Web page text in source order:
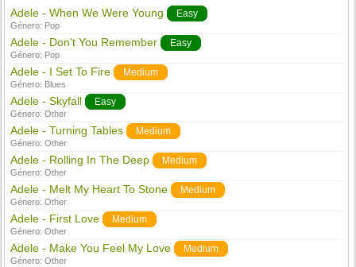
Adele - When We Were Young Easy
Género: Pop
Adele - Don't You Remember Easy
Género: Pop
Adele - I Set To Fire Medium
Género: Blues
Adele - Skyfall Easy
Género:Other
Adele - Turning Tables Medium
Género:Other
Adele - Rolling In The Deep Medium
Género:Other
Adele - Melt My Heart To Stone Medium
Género:Other
Adele - First Love Medium
Género:Other
Adele - Make You Feel My Love Medium
Género:Other